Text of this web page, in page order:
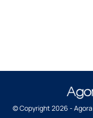
© Copyright 2026 - Agora